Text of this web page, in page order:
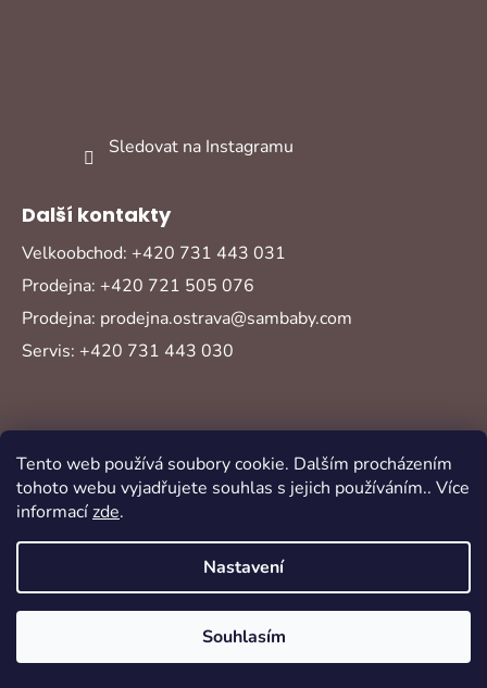
Tento web používá soubory cookie. Dalším procházením
tohoto webu vyjadřujete souhlas s jejich používáním.. Více
informacízde.
Nastavení
Souhlasím
Sledovat na Instagramu
Další kontakty
Velkoobchod: +420 731 443 031
Prodejna: +420 721 505 076
Prodejna: prodejna.ostrava@sambaby.com
Servis: +420 731 443 030
Akce Novinky Oblíbené Přihlášení
Vytvořil Shoptet
Copyright 2026Sambaby